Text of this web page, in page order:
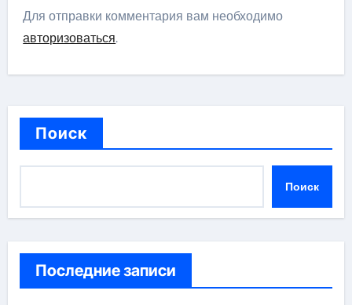
Для отправки комментария вам необходимо
авторизоваться.
Поиск
Поиск
Последние записи